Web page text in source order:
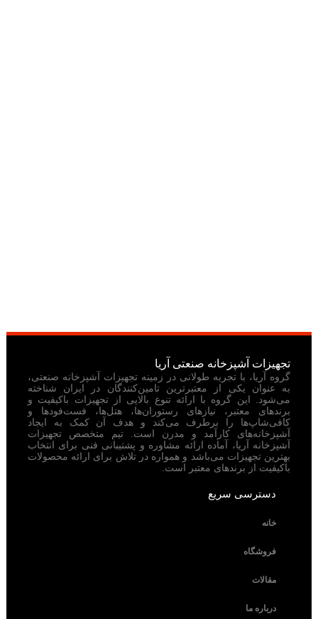
تجهیزات آشپزخانه صنعتی آریا
گروه آریا، با تجربه طولانی در زمینه تجهیزات آشپزخانه صنعتی،
به عنوان یکی از معتبرترین تامین‌کنندگان در ایران شناخته
می‌شود. این گروه با ارائه تنوع بالایی از تجهیزات باکیفیت و
برندهای معتبر، نیازهای رستوران‌ها، هتل‌ها، فست‌فودها و
کافی‌شاپ‌ها را برطرف می‌کند و هدف آن کمک به ایجاد
آشپزخانه‌های کارآمد و مدرن است. تیم متخصص تجهیزات
آشپزخانه آریا، آماده ارائه مشاوره و پشتیبانی فنی برای انتخاب
بهترین تجهیزات می‌باشد و همواره در تلاش برای ارائه محصولات
باکیفیت از برندهای معتبر است.
دسترسی سریع
خانه
فروشگاه
مقالات
درباره ما